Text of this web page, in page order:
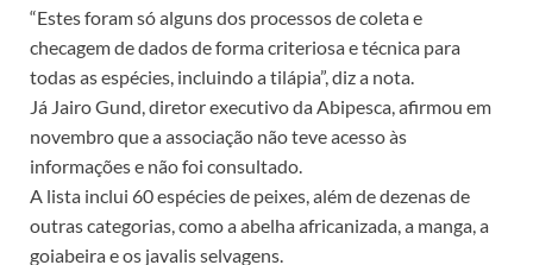
“Estes foram só alguns dos processos de coleta e
checagem de dados de forma criteriosa e técnica para
todas as espécies, incluindo a tilápia”, diz a nota.
Já Jairo Gund, diretor executivo da Abipesca, afirmou em
novembro que a associação não teve acesso às
informações e não foi consultado.
A lista inclui 60 espécies de peixes, além de dezenas de
outras categorias, como a abelha africanizada, a manga, a
goiabeira e os javalis selvagens.